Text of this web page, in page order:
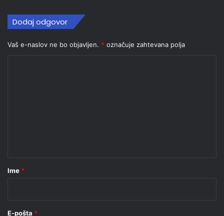
Dodaj odgovor
Vaš e-naslov ne bo objavljen. * označuje zahtevana polja
rIme *
E-pošta *